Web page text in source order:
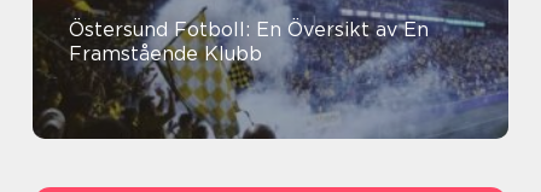
Östersund Fotboll: En Översikt av En
Framstående Klubb